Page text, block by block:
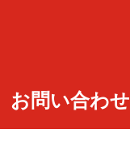
お問い合わせ